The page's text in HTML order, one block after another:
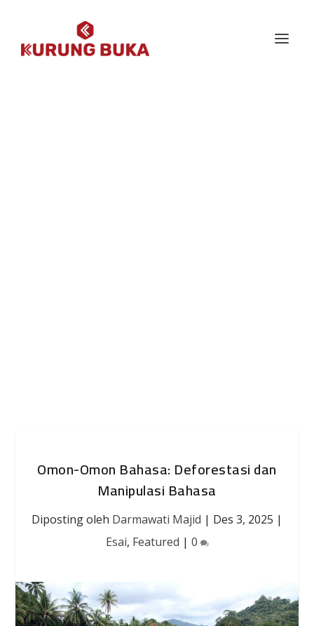
Omon-Omon Bahasa: Deforestasi dan
Manipulasi Bahasa
Diposting oleh Darmawati Majid | Des 3, 2025 |
Esai, Featured | 0